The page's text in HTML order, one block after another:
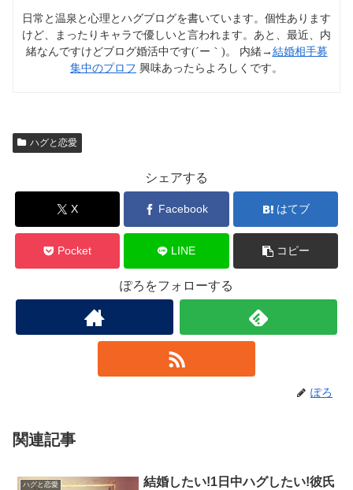
日常と温泉と心理とハグブログを書いています。個性あります
けど、まったりキャラで優しいと言われます。あと、最近、内
緒なんですけどブログ婚活中です(´ー｀)。 内緒→ 結婚相手募
集中のプロフ 興味あったらよろしくです。
ハグと恋愛
シェアする
X Facebook はてブ
Pocket LINE コピー
ぽろをフォローする
ぽろ
関連記事
ハグと恋愛
結婚したい!1日中ハグしたい!彼氏